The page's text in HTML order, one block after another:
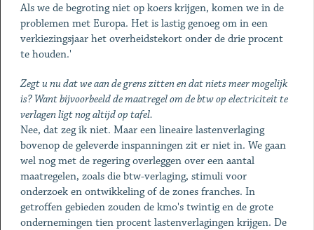
Als we de begroting niet op koers krijgen, komen we in de
problemen met Europa. Het is lastig genoeg om in een
verkiezingsjaar het overheidstekort onder de drie procent
te houden.'
Zegt u nu dat we aan de grens zitten en dat niets meer mogelijk
is? Want bijvoorbeeld de maatregel om de btw op electriciteit te
verlagen ligt nog altijd op tafel.
Nee, dat zeg ik niet. Maar een lineaire lastenverlaging
bovenop de geleverde inspanningen zit er niet in. We gaan
wel nog met de regering overleggen over een aantal
maatregelen, zoals die btw-verlaging, stimuli voor
onderzoek en ontwikkeling of de zones franches. In
getroffen gebieden zouden de kmo's twintig en de grote
ondernemingen tien procent lastenverlagingen krijgen. De